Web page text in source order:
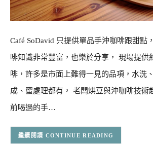
Café SoDavid 只提供單品手沖咖啡跟甜點
啡知識非常豐富，也樂於分享， 現場提供
啡，許多是市面上難得一見的品項，水洗
成、蜜處理都有， 老闆烘豆與沖咖啡技術
前喝過的手…
CONTINUE READING